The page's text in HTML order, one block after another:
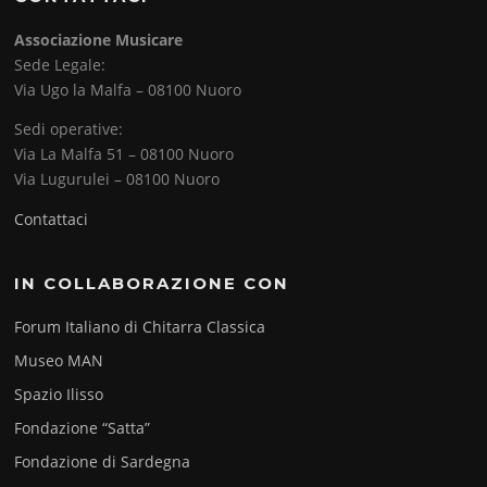
Associazione Musicare
Sede Legale:
Via Ugo la Malfa – 08100 Nuoro
Sedi operative:
Via La Malfa 51 – 08100 Nuoro
Via Lugurulei – 08100 Nuoro
Contattaci
IN COLLABORAZIONE CON
Forum Italiano di Chitarra Classica
Museo MAN
Spazio Ilisso
Fondazione “Satta”
Fondazione di Sardegna